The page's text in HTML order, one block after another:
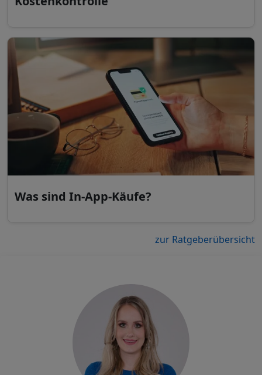
Was sind In-App-Käufe?
zur Ratgeberübersicht